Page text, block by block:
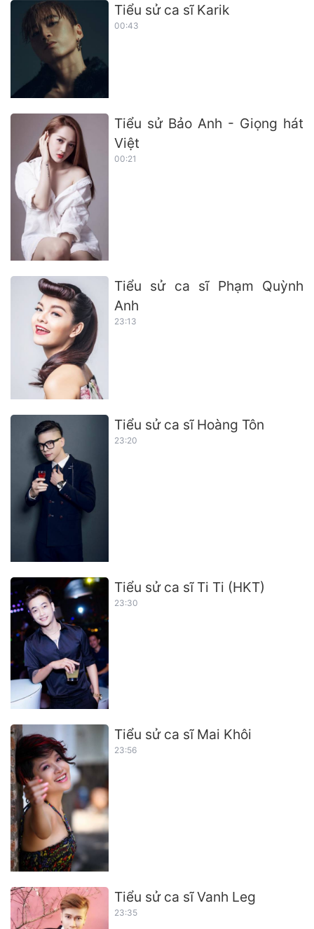
Tiểu sử ca sĩ Karik
00:43
Tiểu sử Bảo Anh - Giọng hát
Việt
00:21
Tiểu sử ca sĩ Phạm Quỳnh
Anh
23:13
Tiểu sử ca sĩ Hoàng Tôn
23:20
Tiểu sử ca sĩ Ti Ti (HKT)
23:30
Tiểu sử ca sĩ Mai Khôi
23:56
Tiểu sử ca sĩ Vanh Leg
23:35